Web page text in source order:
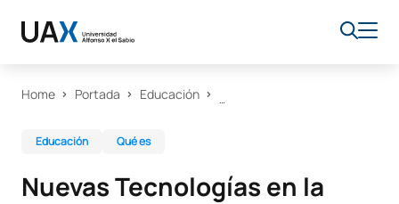
Home Portada Educación
Educación Qué es
Nuevas Tecnologías en la